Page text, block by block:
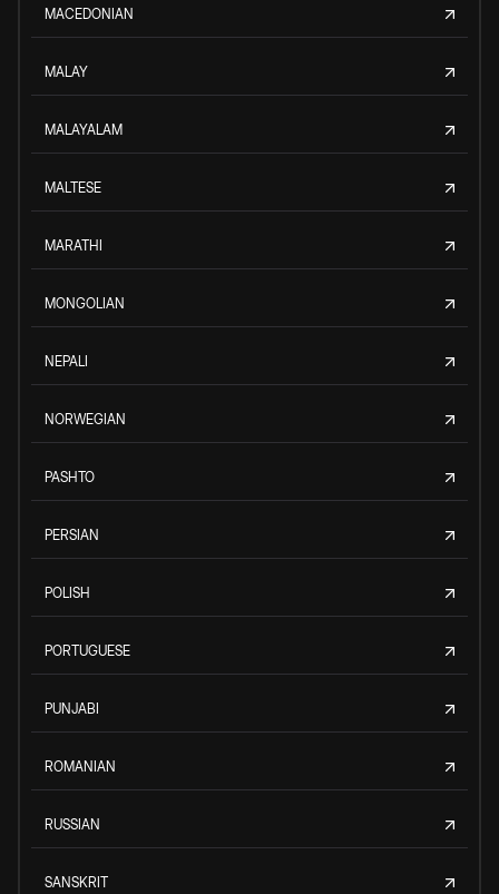
MACEDONIAN
MALAY
MALAYALAM
MALTESE
MARATHI
MONGOLIAN
NEPALI
NORWEGIAN
PASHTO
PERSIAN
POLISH
PORTUGUESE
PUNJABI
ROMANIAN
RUSSIAN
SANSKRIT